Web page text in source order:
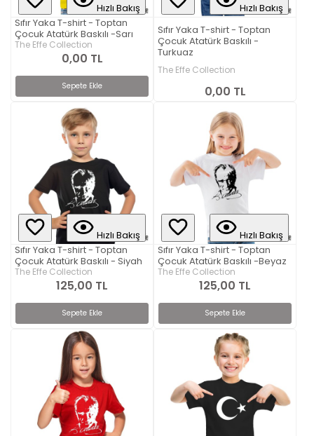
Hızlı Bakış
Sıfır Yaka T-shirt - Toptan
Çocuk Atatürk Baskılı -Sarı
The Effe Collection
0,00 TL
Sepete Ekle
Hızlı Bakış
Sıfır Yaka T-shirt - Toptan
Çocuk Atatürk Baskılı -
Turkuaz
The Effe Collection
0,00 TL
Hızlı Bakış
Sıfır Yaka T-shirt - Toptan
Çocuk Atatürk Baskılı - Siyah
The Effe Collection
125,00 TL
Sepete Ekle
Hızlı Bakış
Sıfır Yaka T-shirt - Toptan
Çocuk Atatürk Baskılı -Beyaz
The Effe Collection
125,00 TL
Sepete Ekle